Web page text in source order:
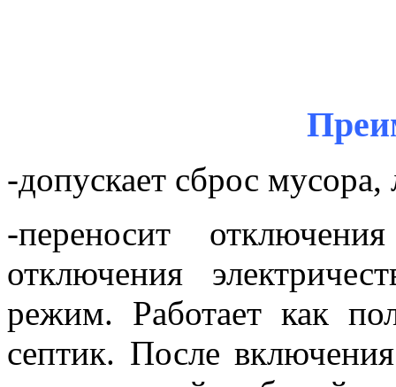
-допускает сброс
-переносит
отключения
режим. Работает как
септик. После